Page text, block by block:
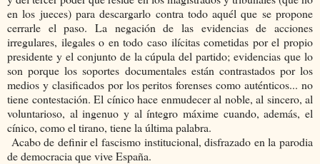
en los jueces) para descargarlo contra todo aquél que se propone
cerrarle el paso. La negación de las evidencias de acciones
irregulares, ilegales o en todo caso ilícitas cometidas por el propio
presidente y el conjunto de la cúpula del partido; evidencias que lo
son porque los soportes documentales están contrastados por los
medios y clasificados por los peritos forenses como auténticos... no
tiene contestación. El cínico hace enmudecer al noble, al sincero, al
voluntarioso, al ingenuo y al íntegro máxime cuando, además, el
cínico, como el tirano, tiene la última palabra.
Acabo de definir el fascismo institucional, disfrazado en la parodia
de democracia que vive España.